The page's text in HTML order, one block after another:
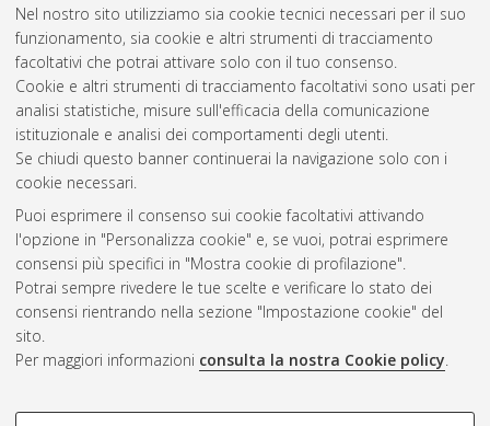
Nel nostro sito utilizziamo sia cookie tecnici necessari per il suo
funzionamento, sia cookie e altri strumenti di tracciamento
facoltativi che potrai attivare solo con il tuo consenso.
Cookie e altri strumenti di tracciamento facoltativi sono usati per
analisi statistiche, misure sull'efficacia della comunicazione
istituzionale e analisi dei comportamenti degli utenti.
Se chiudi questo banner continuerai la navigazione solo con i
cookie necessari.
Puoi esprimere il consenso sui cookie facoltativi attivando
l'opzione in "Personalizza cookie" e, se vuoi, potrai esprimere
consensi più specifici in "Mostra cookie di profilazione".
Potrai sempre rivedere le tue scelte e verificare lo stato dei
consensi rientrando nella sezione "Impostazione cookie" del
sito.
Per maggiori informazioni consulta la nostra Cookie policy.
COOKIE DI PROFILAZIONE -
Gestione del documento:
Atom
Rss 1.0
Rss 2.0
ISSN: 2038-7946
Impostazioni Cookie